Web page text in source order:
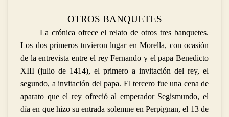
OTROS BANQUETES
La crónica ofrece el relato de otros tres banquetes.
Los dos primeros tuvieron lugar en Morella, con ocasión
de la entrevista entre el rey Fernando y el papa Benedicto
XIII (julio de 1414), el primero a invitación del rey, el
segundo, a invitación del papa. El tercero fue una cena de
aparato que el rey ofreció al emperador Segismundo, el
día en que hizo su entrada solemne en Perpignan, el 13 de